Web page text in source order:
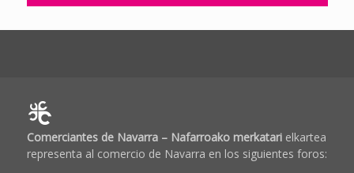
Comerciantes de Navarra – Nafarroako merkatarielkartea
representa al comercio de Navarra en los siguientes foros: